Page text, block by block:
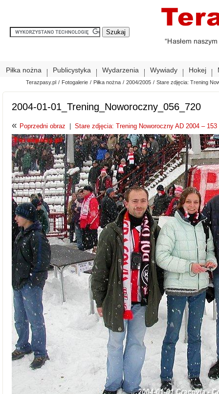
Piłka nożna Publicystyka Wydarzenia Wywiady Hokej
Terazpasy.pl / Fotogalerie / Piłka nożna / 2004/2005 / Stare zdjęcia: Trening
2004-01-01_Trening_Noworoczny_056_720
« Poprzedni obraz Stare zdjęcia: Trening Noworoczny AD 2004 –